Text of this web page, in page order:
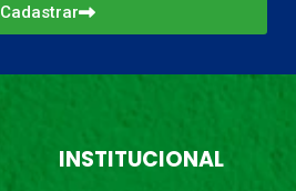
Cadastrar
INSTITUCIONAL